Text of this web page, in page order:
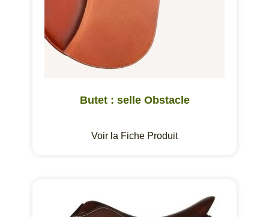
Butet : selle Obstacle
Voir la Fiche Produit